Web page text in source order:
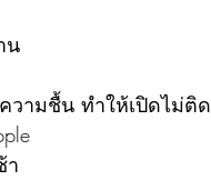
น
วามชื้น ทำให้เปิดไม่ติด
า